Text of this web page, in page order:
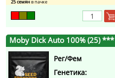
25 семянв пачке
Moby Dick Auto 100% (25) ***
Рег/Фем
Генетика: